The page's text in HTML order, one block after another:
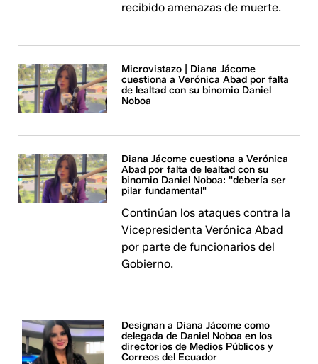
recibido amenazas de muerte.
Microvistazo | Diana Jácome
cuestiona a Verónica Abad por falta
de lealtad con su binomio Daniel
Noboa
Diana Jácome cuestiona a Verónica
Abad por falta de lealtad con su
binomio Daniel Noboa: "debería ser
pilar fundamental"
Continúan los ataques contra la
Vicepresidenta Verónica Abad
por parte de funcionarios del
Gobierno.
Designan a Diana Jácome como
delegada de Daniel Noboa en los
directorios de Medios Públicos y
Correos del Ecuador